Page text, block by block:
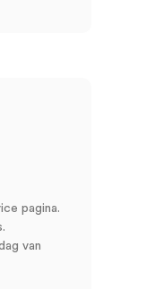
pagina.
van